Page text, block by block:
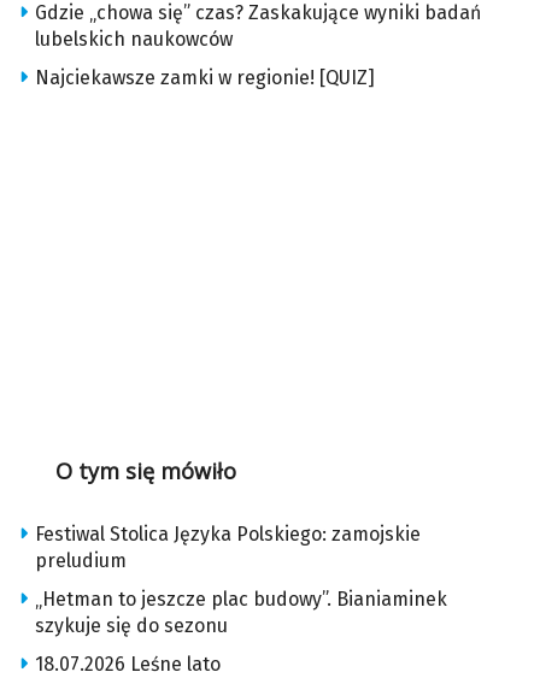
Gdzie „chowa się” czas? Zaskakujące wyniki badań
lubelskich naukowców
Najciekawsze zamki w regionie! [QUIZ]
O tym się mówiło
Festiwal Stolica Języka Polskiego: zamojskie
preludium
„Hetman to jeszcze plac budowy”. Bianiaminek
szykuje się do sezonu
18.07.2026 Leśne lato